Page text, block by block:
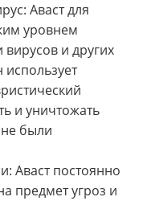
Аваст для
уровнем
и других
и уничтожать
были
Аваст постоянно
предмет угроз и